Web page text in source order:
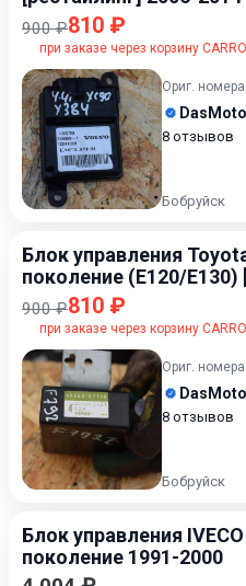
900 ₽810 ₽
при заказе через корзину CARRO
Ориг. номера
8 отзывов
Бобруйск
Блок управления
поколение (E120/E130)
2007 1.4
900 ₽810 ₽
при заказе через корзину CARRO
Ориг. номера
8 отзывов
Бобруйск
Блок управления
поколение 1991-2000